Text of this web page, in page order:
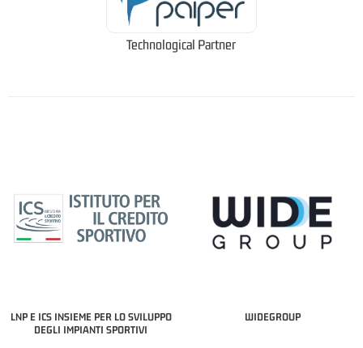
Technological Partner
LNP E ICS INSIEME PER LO SVILUPPO
DEGLI IMPIANTI SPORTIVI
WIDEGROUP